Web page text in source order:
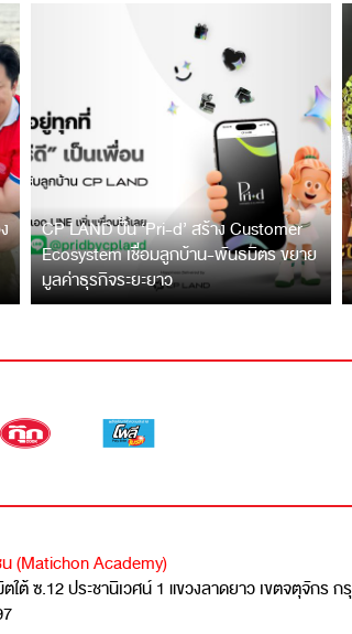
CP LAND ปั้น ‘Pri-d’ สร้าง Customer
Ecosystem เชื่อมลูกบ้าน-พันธมิตร ขยาย
มูลค่าธุรกิจระยะยาว
(Matichon Academy)
ใต้ ซ.12 ประชานิเวศน์ 1 แขวงลาดยาว เขตจตุจักร